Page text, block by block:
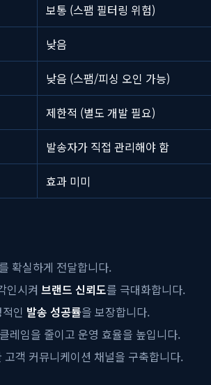
보통 (스팸 필터링 위험)
낮음
낮음 (스팸/피싱 오인 가능)
제한적 (별도 개발 필요)
발송자가 직접 관리해야 함
효과 미미
확실하게 전달합니다.
인시켜 브랜드 신뢰도를 극대화합니다.
인 발송 성공률을 보장합니다.
레임을 줄이고 운영 효율을 높입니다.
객 커뮤니케이션 채널을 구축합니다.